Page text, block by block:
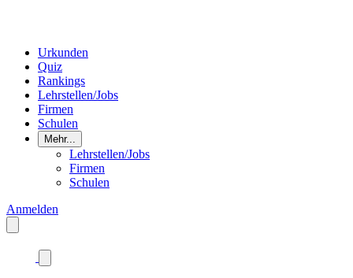
Urkunden
Quiz
Rankings
Lehrstellen/Jobs
Firmen
Schulen
Mehr...
Lehrstellen/Jobs
Firmen
Schulen
Anmelden